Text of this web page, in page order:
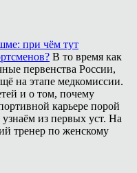
при чём тут
В то время как
первенства России,
на этапе медкомиссии.
и о том, почему
карьере порой
из первых уст. На
тренер по женскому